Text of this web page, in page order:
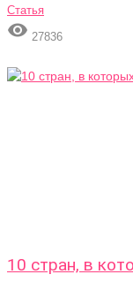
Статья
 27836
10 стран, в